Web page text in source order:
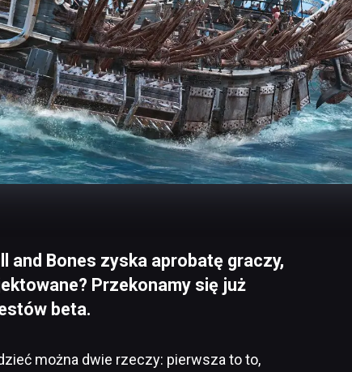
and Bones zyska aprobatę graczy,
Przekonamy się już
beta.
można dwie rzeczy: pierwsza to to,